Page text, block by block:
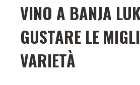
VINO A BANJA
GUSTARE LE
VARIETÀ